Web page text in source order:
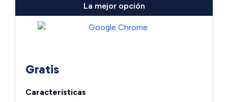
La mejor opción
Gratis
Características